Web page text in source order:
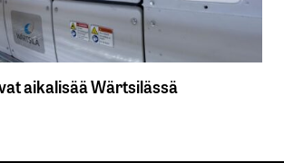
aikalisää Wärtsilässä